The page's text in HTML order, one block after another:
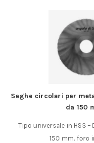
Seghe circolari per
da 150
Tipo universale in HSS
150 mm. foro